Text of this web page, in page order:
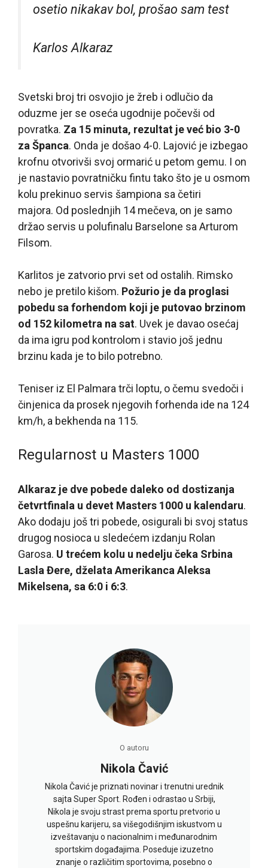
osetio nikakav bol, prošao sam test
Karlos Alkaraz
Svetski broj tri osvojio je žreb i odlučio da
oduzme jer se oseća ugodnije počevši od
povratka. Za 15 minuta, rezultat je već bio 3-0
za Španca. Onda je došao 4-0. Lajović je izbegao
krofnu otvorivši svoj ormarić u petom gemu. I on
je nastavio povratničku fintu tako što je u osmom
kolu prekinuo servis šampiona sa četiri
majora. Od poslednjih 14 mečeva, on je samo
držao servis u polufinalu Barselone sa Arturom
Filsom.
Karlitos je zatvorio prvi set od ostalih. Rimsko
nebo je pretilo kišom. Požurio je da proglasi
pobedu sa forhendom koji je putovao brzinom
od 152 kilometra na sat. Uvek je davao osećaj
da ima igru pod kontrolom i stavio još jednu
brzinu kada je to bilo potrebno.
Teniser iz El Palmara trči loptu, o čemu svedoči i
činjenica da prosek njegovih forhenda ide na 124
km/h, a bekhenda na 115.
Regularnost u Masters 1000
Alkaraz je dve pobede daleko od dostizanja
četvrtfinala u devet Masters 1000 u kalendaru.
Ako dodaju još tri pobede, osigurali bi svoj status
drugog nosioca u sledećem izdanju Rolan
Garosa. U trećem kolu u nedelju čeka Srbina
Lasla Đere, dželata Amerikanca Aleksa
Mikelsena, sa 6:0 i 6:3.
O autoru
Nikola Čavić
Nikola Čavić je priznati novinar i trenutni urednik
sajta Super Sport. Rođen i odrastao u Srbiji,
Nikola je svoju strast prema sportu pretvorio u
uspešnu karijeru, sa višegodišnjim iskustvom u
izveštavanju o nacionalnim i međunarodnim
sportskim događajima. Poseduje izuzetno
znanje o različitim sportovima, posebno o